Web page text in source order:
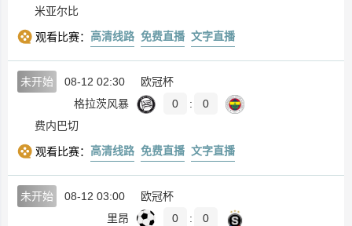
米亚尔比
观看比赛： 高清线路 免费直播 文字直播
未开始 08-12 02:30
欧冠杯
格拉茨风暴
0 :
0
费内巴切
观看比赛： 高清线路 免费直播 文字直播
未开始 08-12 03:00
欧冠杯
里昂
0 :
0